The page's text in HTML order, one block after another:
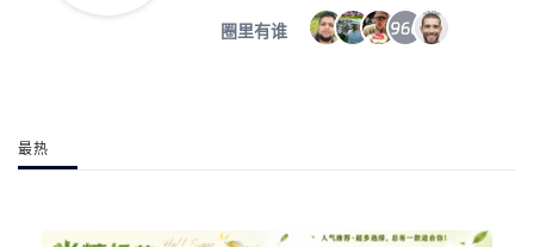
圈里有谁
最热